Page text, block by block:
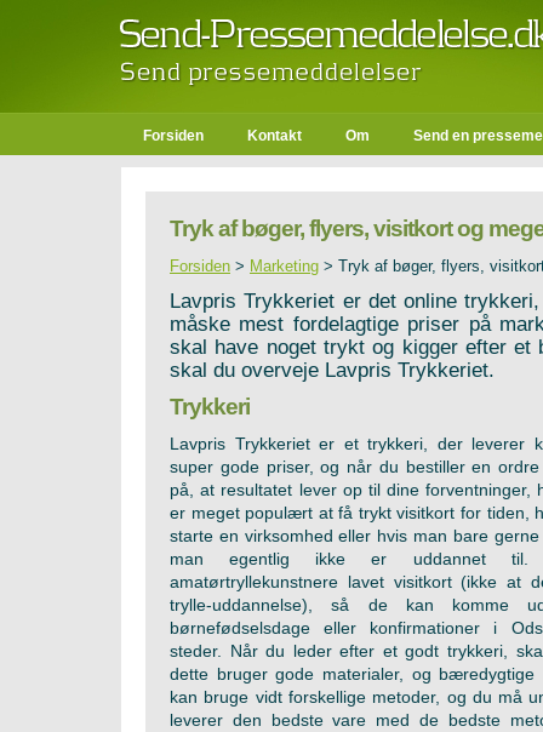
Forsiden Kontakt Om Send en
Tryk af bøger, flyers, visitkort og
Forsiden > Marketing > Tryk af bøger, flyers,
Lavpris Trykkeriet er det online
måske mest fordelagtige priser på
skal have noget trykt og kigger efter et
skal du overveje Lavpris Trykkeriet.
Trykkeri
Lavpris Trykkeriet er et trykkeri, der leverer
super gode priser, og når du bestiller en
på, at resultatet lever op til dine forventninger,
er meget populært at få trykt visitkort for tiden,
starte en virksomhed eller hvis man bare
man egentlig ikke er uddannet
amatørtryllekunstnere lavet visitkort (ikke at
trylle-uddannelse), så de kan komme
børnefødselsdage eller konfirmationer i
steder. Når du leder efter et godt trykkeri,
dette bruger gode materialer, og bæredygtige
kan bruge vidt forskellige metoder, og du må
leverer den bedste vare med de bedste